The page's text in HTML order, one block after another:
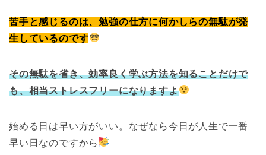
苦手と感じるのは、勉強の仕方に何かしらの無駄が発
生しているのです
その無駄を省き、効率良く学ぶ方法を知ることだけで
も、相当ストレスフリーになりますよ
始める日は早い方がいい。なぜなら今日が人生で一番
早い日なのですから